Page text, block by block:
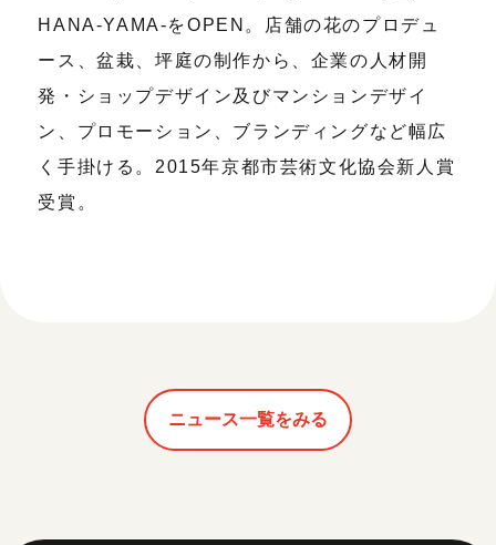
HANA-YAMA-をOPEN。店舗の花のプロデュ
ース、盆栽、坪庭の制作から、企業の人材開
発・ショップデザイン及びマンションデザイ
ン、プロモーション、ブランディングなど幅広
く手掛ける。2015年京都市芸術文化協会新人賞
受賞。
ニュース一覧をみる